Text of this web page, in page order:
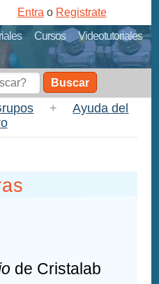
Cursos
Videotutoriales
Entra o Registrate
Buscar
+
Ayuda del
de Cristalab